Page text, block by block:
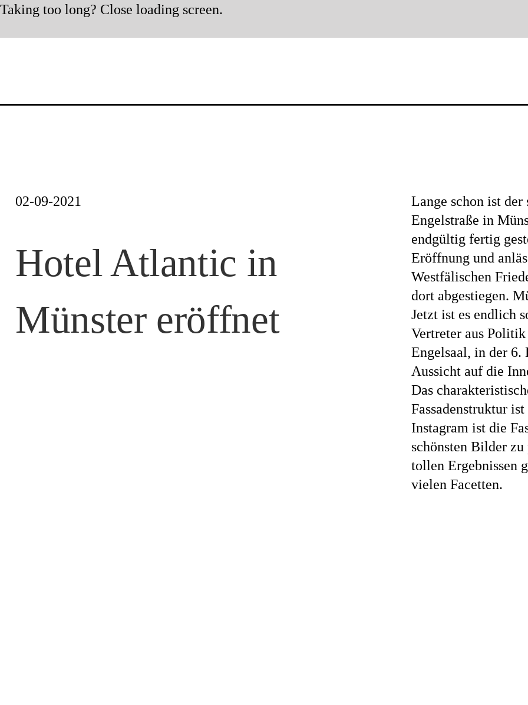
Taking too long? Close loading screen.
02-09-2021
Hotel Atlantic in
Münster eröffnet
Lange schon ist der
Engelstraße in
endgültig fertig
Eröffnung und
Westfälischen
dort abgestiegen.
Jetzt ist es endlich
Vertreter aus
Engelsaal, in der 6.
Aussicht auf die
Das
Fassadenstruktur
Instagram ist die
schönsten Bilder
tollen Ergebnissen
vielen Facetten.